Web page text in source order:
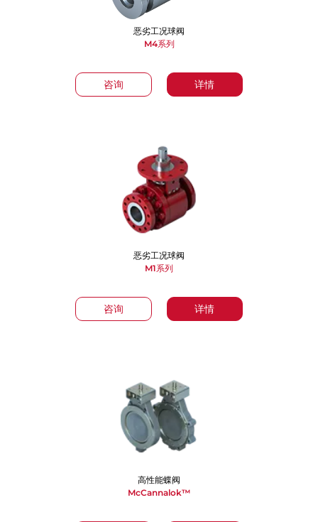
咨询 详情
恶劣工况球阀
M4系列
咨询 详情
恶劣工况球阀
M1系列
高性能蝶阀
McCannalok™